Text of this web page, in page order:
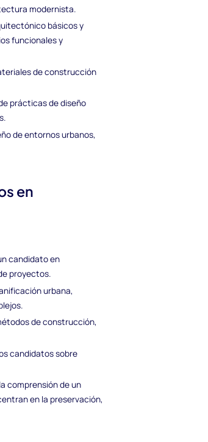
modernista.
básicos y
funcionales y
de construcción
prácticas de diseño
de entornos urbanos,
en
candidato en
proyectos.
urbana,
de construcción,
candidatos sobre
comprensión de un
en la preservación,